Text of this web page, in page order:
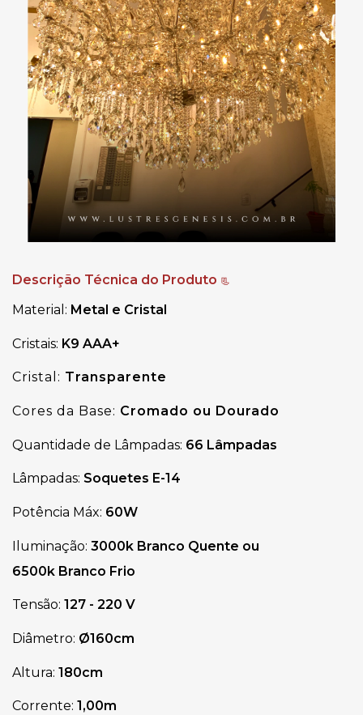
Descrição Técnica do Produto 📃
Material: Metal e Cristal
Cristais: K9 AAA+
Cristal: Transparente
Cores da Base: Cromado ou Dourado
Quantidade de Lâmpadas: 66 Lâmpadas
Lâmpadas: Soquetes E-14
Potência Máx: 60W
Iluminação: 3000k Branco Quente ou
6500k Branco Frio
Tensão: 127 - 220 V
Diâmetro: Ø160cm
Altura: 180cm
Corrente: 1,00m